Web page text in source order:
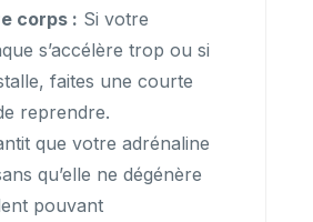
corps : Si votre
s’accélère trop ou si
faites une courte
reprendre.
que votre adrénaline
qu’elle ne dégénère
pouvant